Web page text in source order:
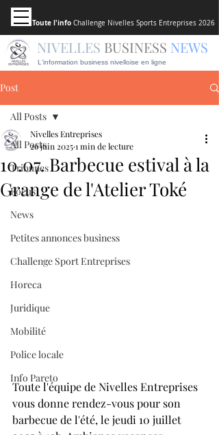
Toute l'info Challenge Nivelles Sports Entreprises 2026
L'information business nivelloise en ligne
NIVELLES BUSINESS NEWS
Post
All Posts
Tribunes
Focus
News
Petites annonces business
Challenge Sport Entreprises
Horeca
Juridique
Mobilité
Police locale
Info Pareto
All Posts
10.07. Barbecue estival à la
Grange de l'Atelier Toké
Nivelles Entreprises
26 juin 20251 min de lecture
Toute l'équipe de Nivelles Entreprises
vous donne rendez-vous pour son
barbecue de l'été, le jeudi 10 juillet